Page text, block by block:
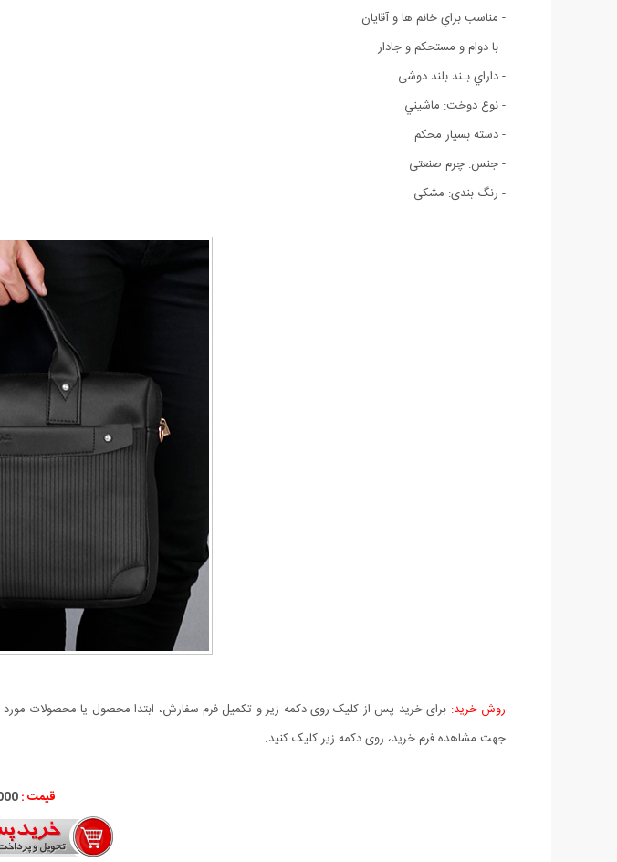
- مناسب براي خانم ها و آقايان
- با دوام و مستحکم و جادار
- داراي بـند بلند دوشی
- نوع دوخت: ماشيني
- دسته بسیار محکم
- جنس: چرم صنعتی
- رنگ بندی: مشکی
روش خرید: برای خرید پس از کلیک روی دکمه زیر و تکمیل فرم سفارش، ابتدا محصول یا محصولات مورد
جهت مشاهده فرم خرید، روی دکمه زیر کلیک کنید.
قیمت :